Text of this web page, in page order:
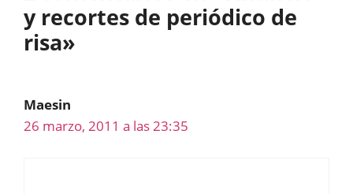
y recortes de periódico de
risa»
Maesin
26 marzo, 2011 a las 23:35